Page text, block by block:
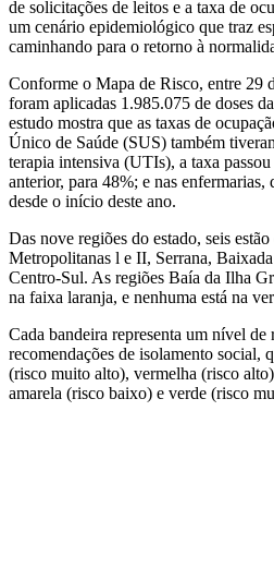
de solicitações de leitos e a taxa de
um cenário epidemiológico que traz
caminhando para o retorno à
Conforme o Mapa de Risco, entre 29
foram aplicadas 1.985.075 de doses
estudo mostra que as taxas de
Único de Saúde (SUS) também
terapia intensiva (UTIs), a taxa
anterior, para 48%; e nas enfermarias,
desde o início deste ano.
Das nove regiões do estado, seis
Metropolitanas l e II, Serrana,
Centro-Sul. As regiões Baía da Ilha
na faixa laranja, e nenhuma está na
Cada bandeira representa um nível
recomendações de isolamento social,
(risco muito alto), vermelha (risco
amarela (risco baixo) e verde (risco